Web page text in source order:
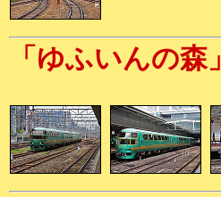
「ゆふいんの森」